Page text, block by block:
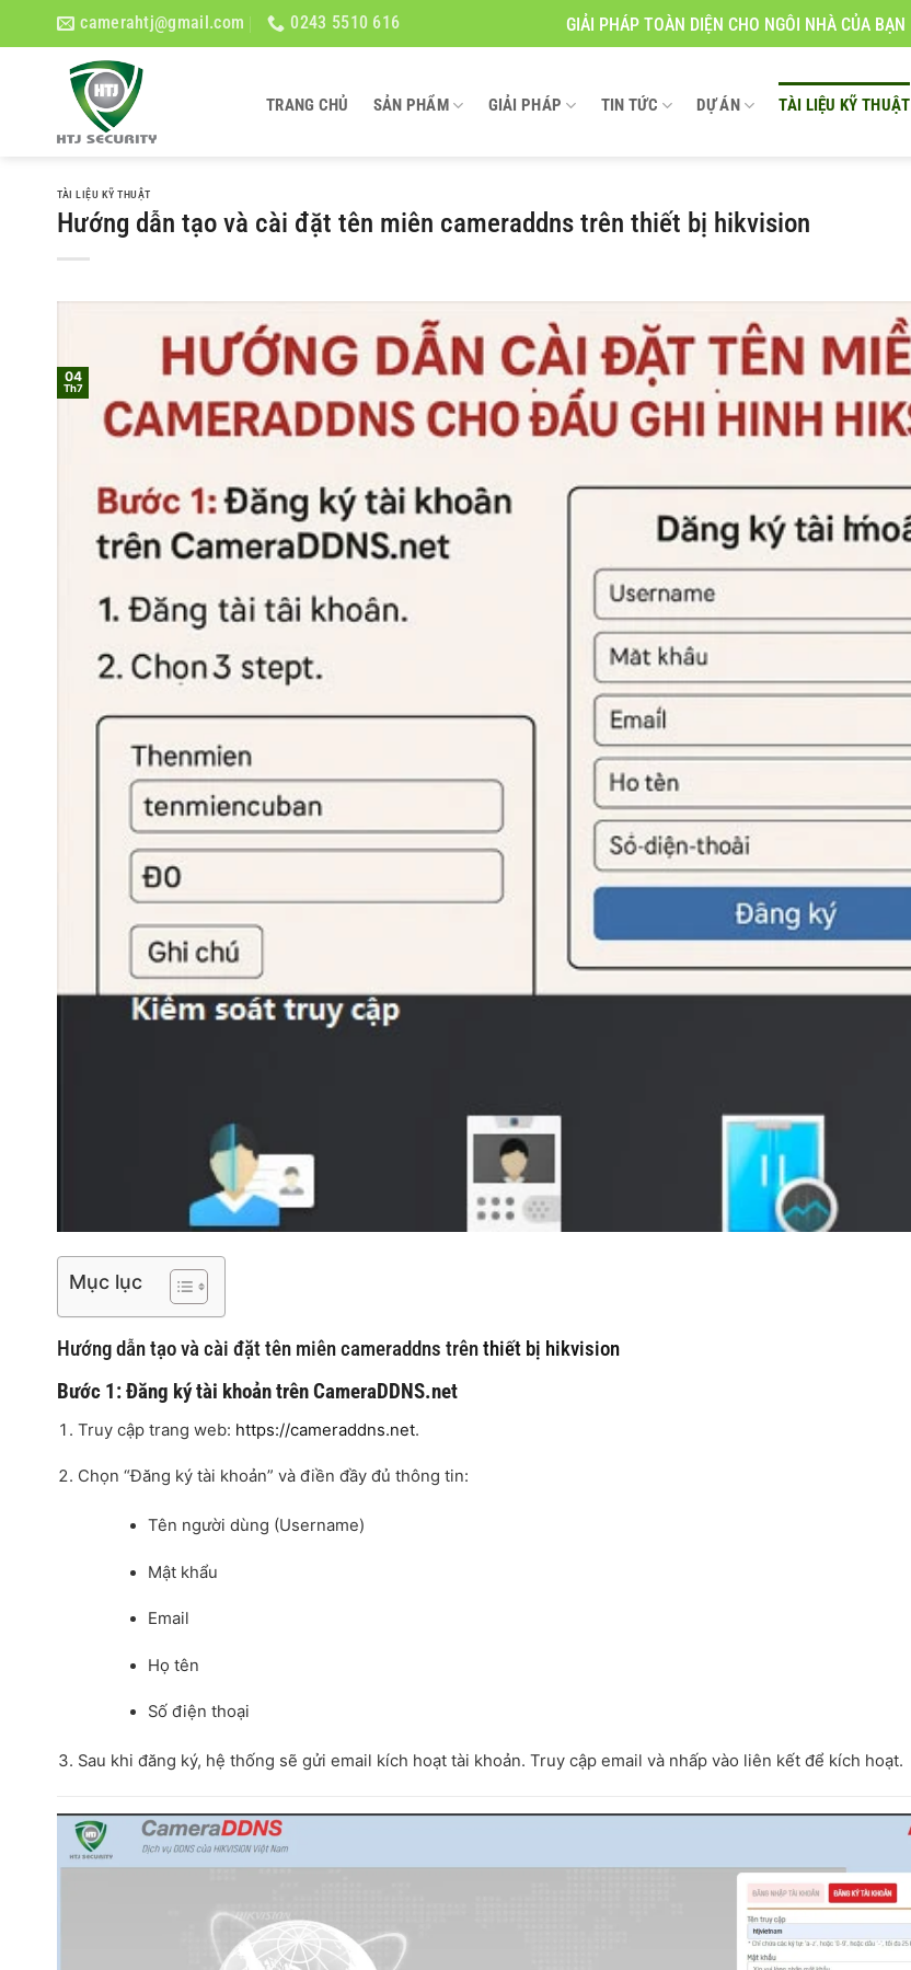
camerahtj@gmail.com 0243 5510 616 GIẢI PHÁP TOÀN DIỆN CHO NGÔI NHÀ CỦA BẠN
TRANG CHỦ SẢN PHẨM GIẢI PHÁP TIN TỨC DỰ ÁN TÀI LIỆU KỸ THUẬT
TÀI LIỆU KỸ THUẬT
Hướng dẫn tạo và cài đặt tên miên cameraddns trên thiết bị hikvision
04
Th7
Mục lục
Hướng dẫn tạo và cài đặt tên miên cameraddns trênthiết bị hikvision
Bước 1: Đăng ký tài khoản trên CameraDDNS.net
Truy cập trang web: https://cameraddns.net.
Chọn “Đăng ký tài khoản” và điền đầy đủ thông tin:
Tên người dùng (Username)
Mật khẩu
Email
Họ tên
Số điện thoại
Sau khi đăng ký, hệ thống sẽ gửi email kích hoạt tài khoản. Truy cập email và nhấp vào liên kết để kích hoạt.